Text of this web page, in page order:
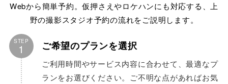
Webから簡単予約。仮押さえやロケハンにも対応する、上
野の撮影スタジオ予約の流れをご説明します。
STEP
1 ご希望のプランを選択
ご利用時間やサービス内容に合わせて、最適なプ
ランをお選びください。ご不明な点があればお気